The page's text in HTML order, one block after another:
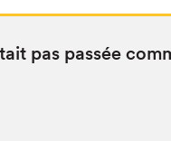
pas passée